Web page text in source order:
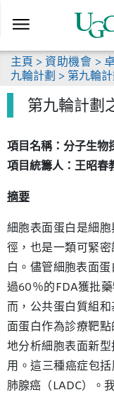
到
主頁 > 資助機會 >
九輪計劃
> 第九輪
第九輪計劃
項目名稱：分子生物
項目統籌人：王昭春
摘要
細胞表面蛋白是細
徑，也是一類可緊
白。儘管細胞表面
過60％的FDA獲批
而，公共蛋白質組
面蛋白作為診療靶
地分析細胞表面新
用。這三種癌症包
肺腺癌（LADC）。